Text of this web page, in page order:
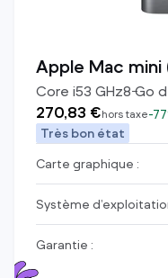
Apple Mac mini
Core i53 GHz8Go
270,83 €hors taxe-
Très bon état
Carte graphique :
Système
Garantie :